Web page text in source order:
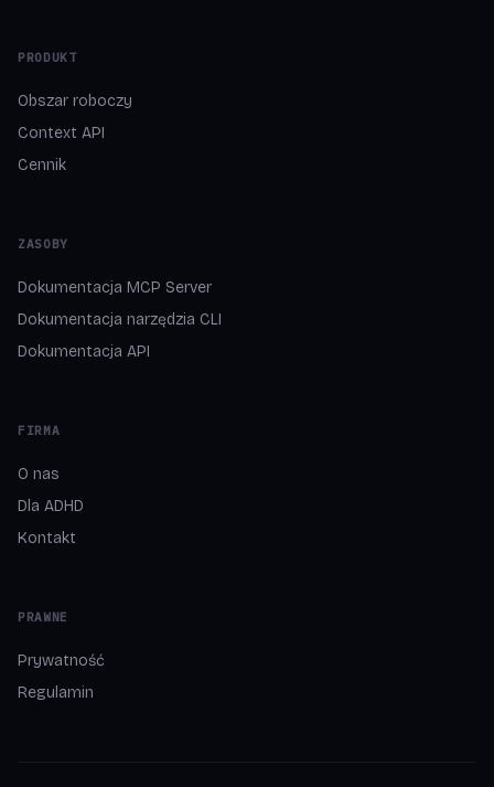
PRODUKT
Obszar roboczy
Context API
Cennik
ZASOBY
Dokumentacja MCP Server
Dokumentacja narzędzia CLI
Dokumentacja API
FIRMA
O nas
Dla ADHD
Kontakt
PRAWNE
Prywatność
Regulamin